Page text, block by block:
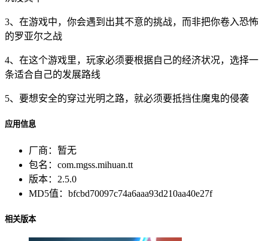
3、在游戏中，你会遇到出其不意的挑战，而非把你卷入恐怖
的罗亚尔之战
4、在这个游戏里，玩家必须要根据自己的经济状况，选择一
条适合自己的发展路线
5、要想安全的穿过光明之路，就必须要抵挡住魔鬼的侵袭
应用信息
厂商： 暂无
包名： com.mgss.mihuan.tt
版本： 2.5.0
MD5值： bfcbd70097c74a6aaa93d210aa40e27f
相关版本